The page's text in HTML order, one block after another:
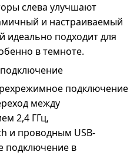
слева улучшают
и настраиваемый
идеально подходит для
в темноте.
подключение
между
2,4 ГГц,
и проводным USB-
подключение в